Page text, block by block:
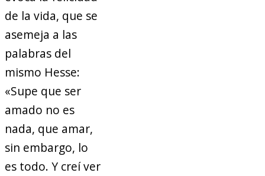
de la vida, que se
asemeja a las
palabras del
mismo Hesse:
«Supe que ser
amado no es
nada, que amar,
sin embargo, lo
es todo. Y creí ver